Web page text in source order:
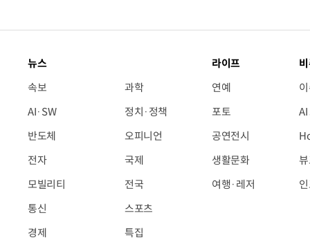
뉴스
속보
AI·SW
반도체
전자
모빌리티
통신
경제
과학
정치·정책
오피니언
국제
전국
스포츠
특집
라이프
연예
포토
공연전시
생활문화
여행·레저